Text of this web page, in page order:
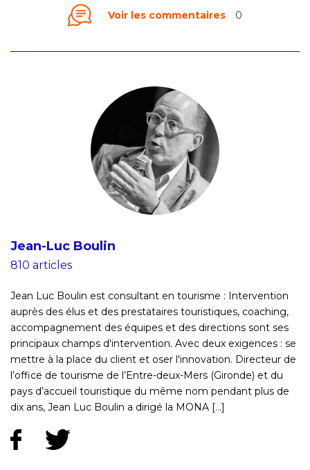
Voir les commentaires 0
Jean-Luc Boulin
810 articles
Jean Luc Boulin est consultant en tourisme : Intervention
auprès des élus et des prestataires touristiques, coaching,
accompagnement des équipes et des directions sont ses
principaux champs d'intervention. Avec deux exigences : se
mettre à la place du client et oser l'innovation. Directeur de
l’office de tourisme de l’Entre-deux-Mers (Gironde) et du
pays d’accueil touristique du même nom pendant plus de
dix ans, Jean Luc Boulin a dirigé la MONA [...]